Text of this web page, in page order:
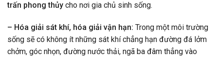
trấn phong thủy cho nơi gia chủ sinh sống.
– Hóa giải sát khí, hóa giải vận hạn: Trong một môi trường
sống sẽ có không ít những sát khí chẳng hạn đường đá lởm
chởm, góc nhọn, đường nước thải, ngã ba đâm thẳng vào